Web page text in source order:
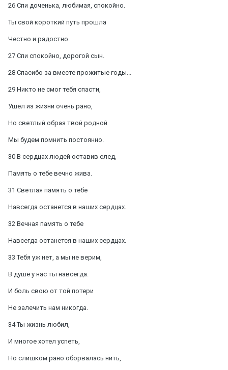
26 Спи доченька, любимая, спокойно.
Ты свой короткий путь прошла
Честно и радостно.
27 Спи спокойно, дорогой сын.
28 Спасибо за вместе прожитые годы...
29 Никто не смог тебя спасти,
Ушел из жизни очень рано,
Но светлый образ твой родной
Мы будем помнить постоянно.
30 В сердцах людей оставив след,
Память о тебе вечно жива.
31 Светлая память о тебе
Навсегда останется в наших сердцах.
32 Вечная память о тебе
Навсегда останется в наших сердцах.
33 Тебя уж нет, а мы не верим,
В душе у нас ты навсегда.
И боль свою от той потери
Не залечить нам никогда.
34 Ты жизнь любил,
И многое хотел успеть,
Но слишком рано оборвалась нить,